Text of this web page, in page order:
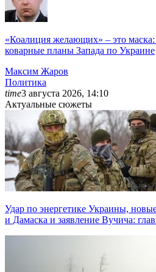
«Коалиция желающих» – это
коварные планы Запада по Украине
Максим Жаров
Политика
time3 августа 2026, 14:10
Актуальные сюжеты
Удар по энергетике Украины,
и Дамаска и заявление Вучича: